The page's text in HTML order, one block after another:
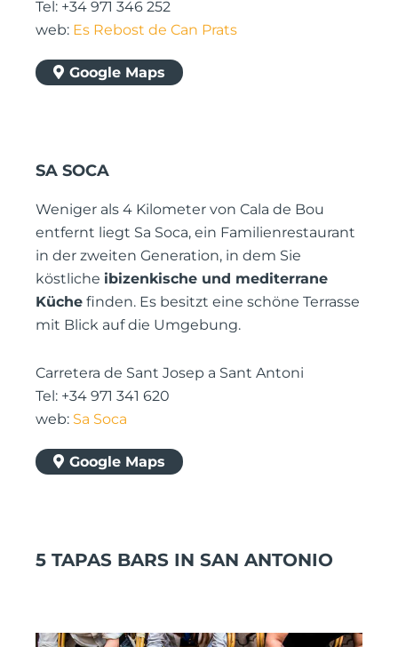
Tel: +34 971 346 252
web: Es Rebost de Can Prats
Google Maps
SA SOCA
Weniger als 4 Kilometer von Cala de Bou
entfernt liegt Sa Soca, ein Familienrestaurant
in der zweiten Generation, in dem Sie
köstliche ibizenkische und mediterrane
Küche finden. Es besitzt eine schöne Terrasse
mit Blick auf die Umgebung.
Carretera de Sant Josep a Sant Antoni
Tel: +34 971 341 620
web: Sa Soca
Google Maps
5 TAPAS BARS IN SAN ANTONIO